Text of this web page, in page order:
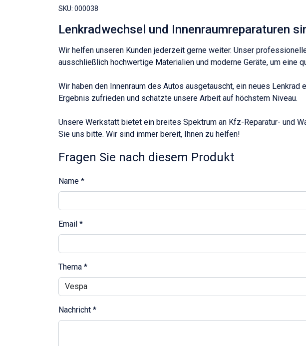
SKU: 000038
Lenkradwechsel und Innenraumreparaturen
Wir helfen unseren Kunden jederzeit gerne weiter. Unser
ausschließlich hochwertige Materialien und moderne Geräte, um eine
Wir haben den Innenraum des Autos ausgetauscht, ein neues
Ergebnis zufrieden und schätzte unsere Arbeit auf höchstem Niveau.
Unsere Werkstatt bietet ein breites Spektrum an Kfz-Reparatur- und
Sie uns bitte. Wir sind immer bereit, Ihnen zu helfen!
Fragen Sie nach diesem Produkt
Name *
Email *
Thema *
Nachricht *